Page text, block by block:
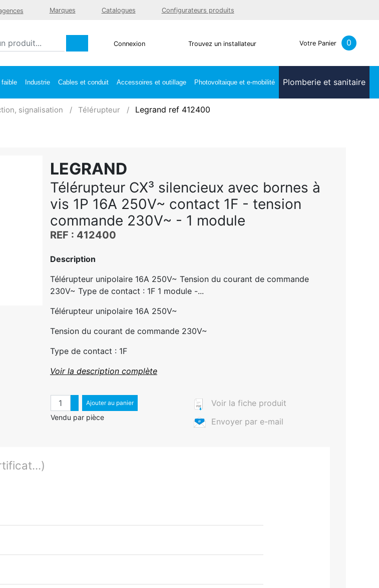
Marques Catalogues Configurateurs produits
Connexion Trouvez un installateur Votre Panier 0
faible Industrie Cables et conduit Accessoires et outillage Photovoltaique et e-mobilité Plomberie et sanitaire
signalisation Télérupteur Legrand ref 412400
LEGRAND
Télérupteur CX³ silencieux avec bornes à
vis 1P 16A 250V~ contact 1F - tension
commande 230V~ - 1 module
REF : 412400
Description
Télérupteur unipolaire 16A 250V~ Tension du courant de commande
230V~ Type de contact : 1F 1 module -...
Télérupteur unipolaire 16A 250V~
Tension du courant de commande 230V~
Type de contact : 1F
Voir la description complète
QuantitéAugmenter quantité
Diminuer quantité
Ajouter au panier
Vendu par pièce
Voir la fiche produit
Envoyer par e-mail